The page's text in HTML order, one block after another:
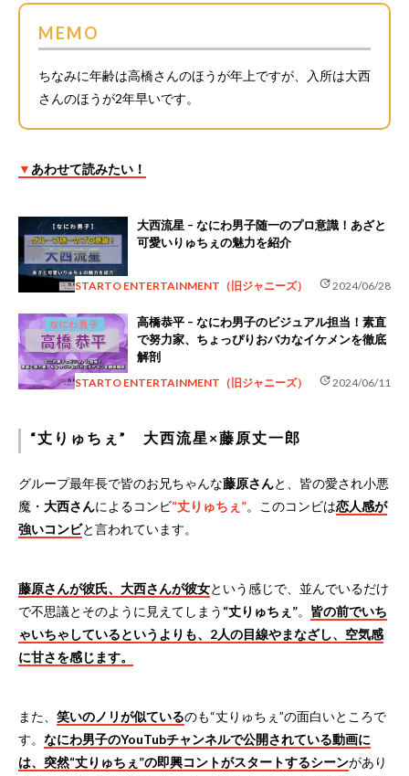
MEMO
ちなみに年齢は高橋さんのほうが年上ですが、入所は大西
さんのほうが2年早いです。
▼ あわせて読みたい！
大西流星 – なにわ男子随一のプロ意識！あざと
可愛いりゅちぇの魅力を紹介
STARTO ENTERTAINMENT（旧ジャニーズ） update2024/06/28
高橋恭平 – なにわ男子のビジュアル担当！素直
で努力家、ちょっぴりおバカなイケメンを徹底
解剖
STARTO ENTERTAINMENT（旧ジャニーズ） update2024/06/11
“丈りゅちぇ” 大西流星×藤原丈一郎
グループ最年長で皆のお兄ちゃんな藤原さんと、皆の愛され小悪
魔・ 大西さんによるコンビ“丈りゅちぇ”。このコンビは恋人感が
強いコンビと言われています。
藤原さんが彼氏、大西さんが彼女という感じで、並んでいるだけ
で不思議とそのように見えてしまう “丈りゅちぇ”。 皆の前でいち
ゃいちゃしているというよりも、2人の目線やまなざし、空気感
に甘さを感じます。
また、 笑いのノリが似ているのも“丈りゅちぇ”の面白いところで
す。 なにわ男子のYouTubチャンネルで公開されている動画に
は、突然“丈りゅちぇ”の即興コントがスタートするシーンがあり